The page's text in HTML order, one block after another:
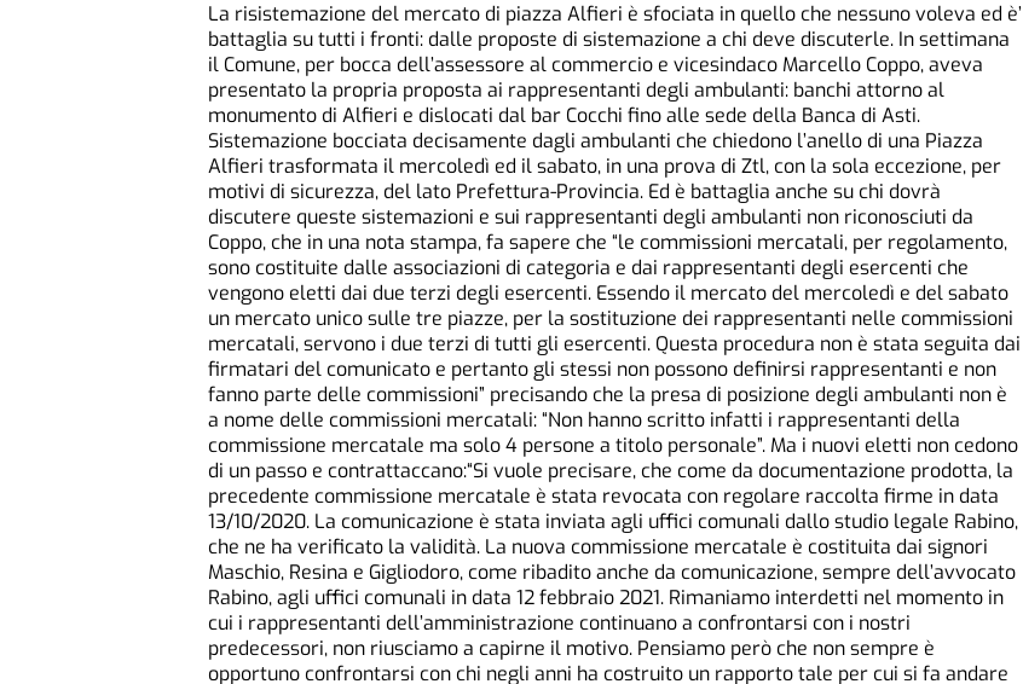
La risistemazione del mercato di piazza Alfieri è sfociata in quello che nessuno voleva ed è’
battaglia su tutti i fronti: dalle proposte di sistemazione a chi deve discuterle. In settimana
il Comune, per bocca dell’assessore al commercio e vicesindaco Marcello Coppo, aveva
presentato la propria proposta ai rappresentanti degli ambulanti: banchi attorno al
monumento di Alfieri e dislocati dal bar Cocchi fino alle sede della Banca di Asti.
Sistemazione bocciata decisamente dagli ambulanti che chiedono l’anello di una Piazza
Alfieri trasformata il mercoledì ed il sabato, in una prova di Ztl, con la sola eccezione, per
motivi di sicurezza, del lato Prefettura-Provincia. Ed è battaglia anche su chi dovrà
discutere queste sistemazioni e sui rappresentanti degli ambulanti non riconosciuti da
Coppo, che in una nota stampa, fa sapere che “le commissioni mercatali, per regolamento,
sono costituite dalle associazioni di categoria e dai rappresentanti degli esercenti che
vengono eletti dai due terzi degli esercenti. Essendo il mercato del mercoledì e del sabato
un mercato unico sulle tre piazze, per la sostituzione dei rappresentanti nelle commissioni
mercatali, servono i due terzi di tutti gli esercenti. Questa procedura non è stata seguita dai
firmatari del comunicato e pertanto gli stessi non possono definirsi rappresentanti e non
fanno parte delle commissioni” precisando che la presa di posizione degli ambulanti non è
a nome delle commissioni mercatali: “Non hanno scritto infatti i rappresentanti della
commissione mercatale ma solo 4 persone a titolo personale”. Ma i nuovi eletti non cedono
di un passo e contrattaccano:“Si vuole precisare, che come da documentazione prodotta, la
precedente commissione mercatale è stata revocata con regolare raccolta firme in data
13/10/2020. La comunicazione è stata inviata agli uffici comunali dallo studio legale Rabino,
che ne ha verificato la validità. La nuova commissione mercatale è costituita dai signori
Maschio, Resina e Gigliodoro, come ribadito anche da comunicazione, sempre dell’avvocato
Rabino, agli uffici comunali in data 12 febbraio 2021. Rimaniamo interdetti nel momento in
cui i rappresentanti dell’amministrazione continuano a confrontarsi con i nostri
predecessori, non riusciamo a capirne il motivo. Pensiamo però che non sempre è
opportuno confrontarsi con chi negli anni ha costruito un rapporto tale per cui si fa andare